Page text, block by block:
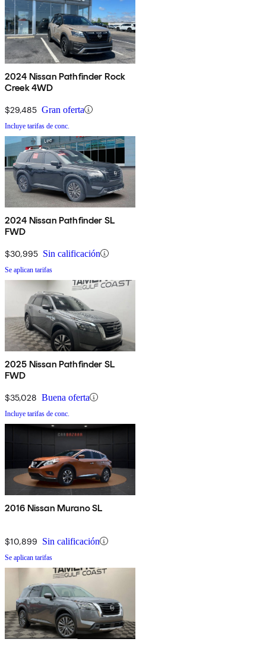
2024 Nissan Pathfinder Rock
Creek 4WD
$29,485 Gran oferta
Incluye tarifas de conc.
2024 Nissan Pathfinder SL
FWD
$30,995 Sin calificación
Se aplican tarifas
2025 Nissan Pathfinder SL
FWD
$35,028 Buena oferta
Incluye tarifas de conc.
2016 Nissan Murano SL
$10,899 Sin calificación
Se aplican tarifas